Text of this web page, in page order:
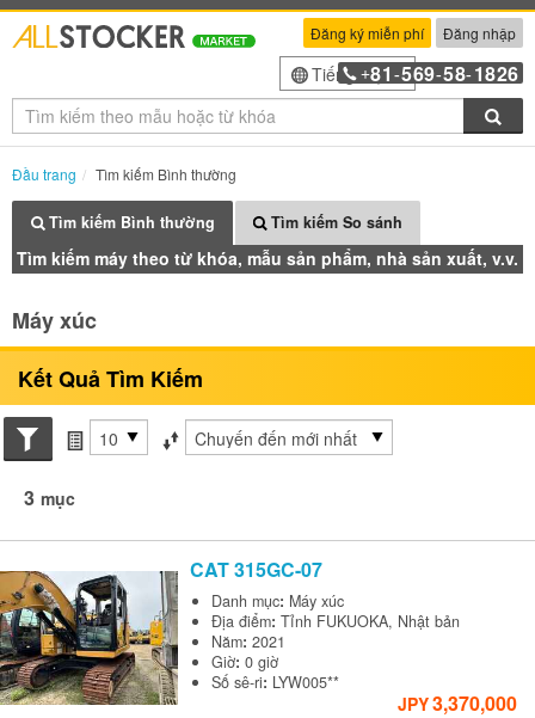
Đăng ký miễn phí Đăng nhập
Tiếng Việt
+81 -569-58-1826
Đầu trang Tìm kiếm Bình thường
Tìm kiếm Bình thường Tìm kiếm So sánh
Tìm kiếm máy theo từ khóa, mẫu sản phẩm, nhà sản xuất, v.v.
Máy xúc
Kết Quả Tìm Kiếm
Search conditions
các mục mỗi trang
Sắp xếp theo
3 mục
CAT315GC-07
Danh mục: Máy xúc
Địa điểm:Tỉnh FUKUOKA, Nhật bản
Năm:2021
Giờ:0 giờ
Số sê-ri: LYW005**
JPY3,370,000